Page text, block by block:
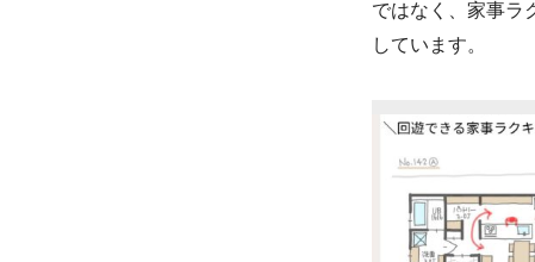
ではなく、家事ラ
しています。